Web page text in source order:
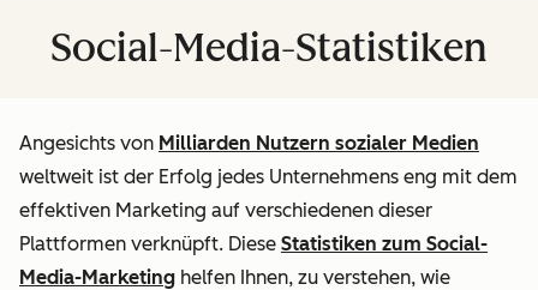
Social-Media-Statistiken
Angesichts von Milliarden Nutzern sozialer Medien
weltweit ist der Erfolg jedes Unternehmens eng mit dem
effektiven Marketing auf verschiedenen dieser
Plattformen verknüpft. Diese Statistiken zum Social-
Media-Marketing helfen Ihnen, zu verstehen, wie